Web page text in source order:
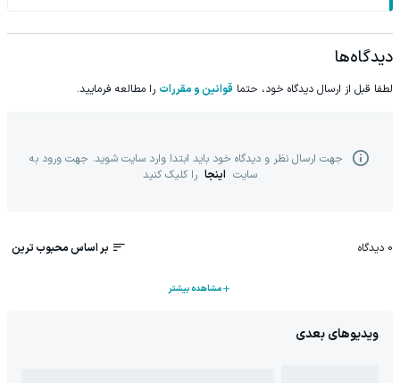
دیدگاه‌ها
لطفا قبل از ارسال دیدگاه خود، حتما قوانین و مقررات را مطالعه فرمایید.
جهت ارسال نظر و دیدگاه خود باید ابتدا وارد سایت شوید. جهت ورود به
سایت اینجا را کلیک کنید
0 دیدگاه بر اساس محبوب ترین
مشاهده بیشتر
ویدیوهای بعدی